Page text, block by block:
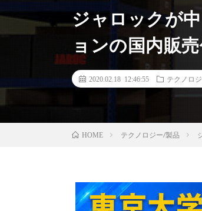
ジャロックが
ョンの国内販
2020.02.18 12:46:55 テクノロ
HOME テクノロジー/製品